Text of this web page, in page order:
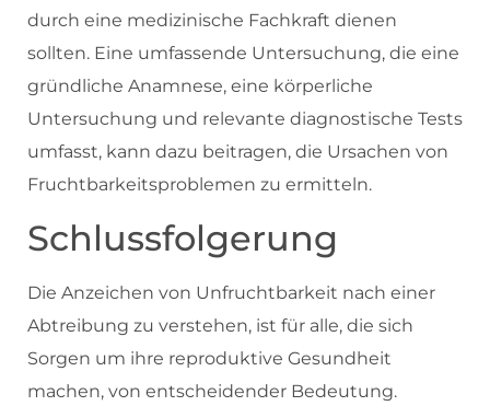
durch eine medizinische Fachkraft dienen
sollten. Eine umfassende Untersuchung, die eine
gründliche Anamnese, eine körperliche
Untersuchung und relevante diagnostische Tests
umfasst, kann dazu beitragen, die Ursachen von
Fruchtbarkeitsproblemen zu ermitteln.
Schlussfolgerung
Die Anzeichen von Unfruchtbarkeit nach einer
Abtreibung zu verstehen, ist für alle, die sich
Sorgen um ihre reproduktive Gesundheit
machen, von entscheidender Bedeutung.